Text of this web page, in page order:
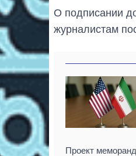
О подписании
журналистам
Проект